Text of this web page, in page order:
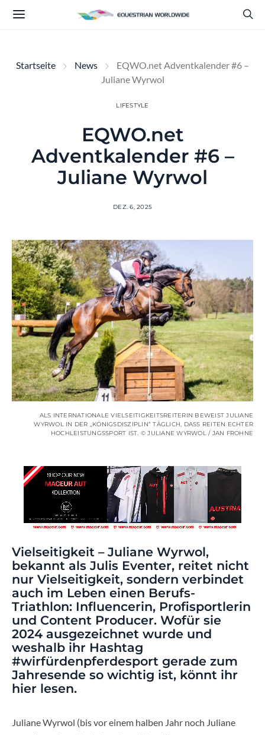
Startseite News
EQWO.net Adventkalender #6 –
Juliane Wyrwol
LIFESTYLE
EQWO.net
Adventkalender #6 –
Juliane Wyrwol
DEZ. 6, 2025
ALS INTERNATIONALE VIELSEITIGKEITSREITERIN BEWEIST JULIANE
WYRWOL IN DER „KÖNIGSDISZIPLIN“ TÄGLICH, DASS REITEN ECHTER
HOCHLEISTUNGSSPORT IST. ©️ JULIANE WYRWOL / JAN FROHNE
Vielseitigkeit – Juliane Wyrwol,
bekannt als Julis Eventer, reitet nicht
nur Vielseitigkeit, sondern verbindet
auch im Leben einen Berufs-
Triathlon: Influencerin, Profisportlerin
und Content Producer. Wofür sie
2024 ausgezeichnet wurde und
weshalb ihr Hashtag
#wirfürdenpferdesport gerade zum
Jahresende so wichtig ist, könnt ihr
hier lesen.
Juliane Wyrwol (bis vor einem halben Jahr noch Juliane